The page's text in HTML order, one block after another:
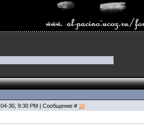
30, 9:30 PM | Сообщение # 16